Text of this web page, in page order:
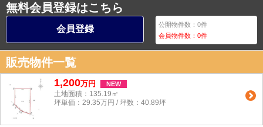
無料会員登録はこちら
会員登録 公開物件数：0件
会員物件数：0件
販売物件一覧
1,200万円 NEW
土地面積：135.19㎡
坪単価：29.35万円 / 坪数：40.89坪